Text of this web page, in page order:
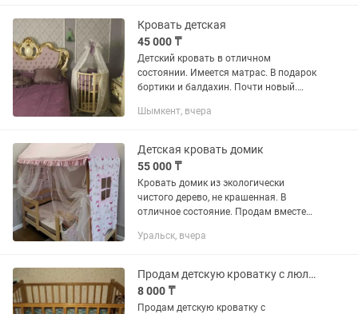
Кровать детская
45 000 ₸
Детский кровать в отличном
состоянии. Имеется матрас. В подарок
бортики и балдахин. Почти новый.
Шымкент, вчера
Детская кровать домик
55 000 ₸
Кровать домик из экологически
чистого дерево, не крашенная. В
отличное состояние. Продам вместе
прослойкой кокоса. Без пятен как
из...
Уральск, вчера
Продам детскую кроватку с люлькой
8 000 ₸
Продам детскую кроватку с